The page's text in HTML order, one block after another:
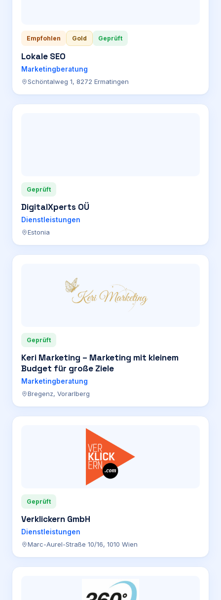
Empfohlen Gold Geprüft
Lokale SEO
Marketingberatung
Schöntalweg 1, 8272 Ermatingen
Geprüft
DigitalXperts OÜ
Dienstleistungen
Estonia
Geprüft
Keri Marketing – Marketing mit kleinem
Budget für große Ziele
Marketingberatung
Bregenz, Vorarlberg
Geprüft
Verklickern GmbH
Dienstleistungen
Marc-Aurel-Straße 10/16, 1010 Wien